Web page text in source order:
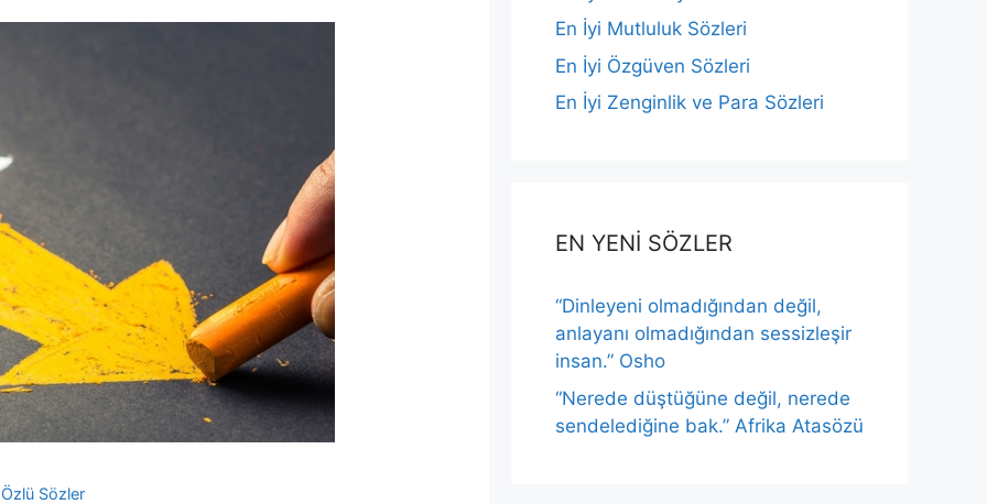
Sözler
En İyi Mutluluk Sözleri
En İyi Özgüven Sözleri
En İyi Zenginlik ve Para Sözleri
EN YENİ SÖZLER
“Dinleyeni olmadığından değil,
anlayanı olmadığından sessizleşir
insan.” Osho
“Nerede düştüğüne değil, nerede
sendelediğine bak.” Afrika Atasözü